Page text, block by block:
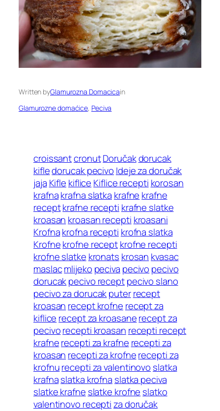
Written byGlamurozna Domacicain
Glamurozne domaćice, Peciva
croissantcronutDoručakdorucak
kifledorucak pecivo Ideje za doručak
jaja Kifle kiflice Kiflice recepti korosan
krafnakrafna slatka krafne krafne
receptkrafne recepti krafne slatke
kroasan kroasan recepti kroasani
Krofnakrofna recepti krofna slatka
Krofnekrofne receptkrofne recepti
krofne slatke kronats krosan kvasac
maslacmlijeko peciva pecivo pecivo
dorucakpecivo receptpecivo slano
pecivo za dorucakputer recept
kroasan recept krofne recept za
kiflice recept za kroasanerecept za
pecivorecepti kroasan recepti recept
krafnerecepti za krafne recepti za
kroasan recepti za krofnerecepti za
krofnurecepti za valentinovo slatka
krafnaslatka krofna slatka peciva
slatke krafne slatke krofne slatko
valentinovo receptiza doručak